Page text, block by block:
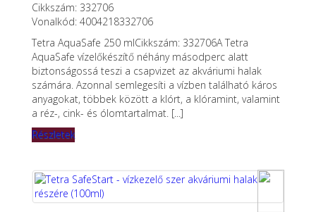
Cikkszám: 332706
Vonalkód: 4004218332706
Tetra AquaSafe 250 mlCikkszám: 332706A Tetra
AquaSafe vízelőkészítő néhány másodperc alatt
biztonságossá teszi a csapvizet az akváriumi halak
számára. Azonnal semlegesíti a vízben található káros
anyagokat, többek között a klórt, a klóramint, valamint
a réz-, cink- és ólomtartalmat. [...]
Részletek